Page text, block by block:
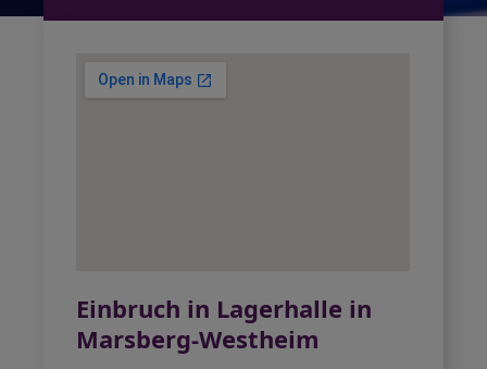
Einbruch in Lagerhalle in
Marsberg-Westheim